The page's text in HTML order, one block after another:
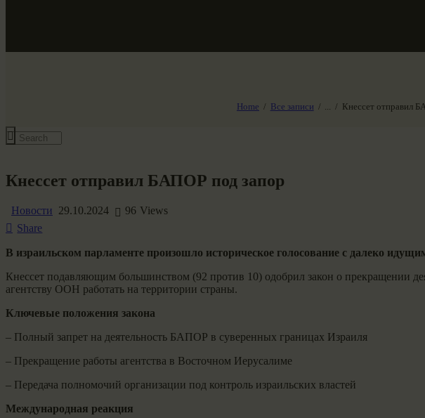
Home Все записи ... Кнессет отправил
Кнессет отправил БАПОР под запор
Новости 29.10.2024 96 Views
Share
В израильском парламенте произошло историческое голосование с далеко
Кнессет подавляющим большинством (92 против 10) одобрил закон о прекращении
агентству ООН работать на территории страны.
Ключевые положения закона
– Полный запрет на деятельность БАПОР в суверенных границах Израиля
– Прекращение работы агентства в Восточном Иерусалиме
– Передача полномочий организации под контроль израильских властей
Международная реакция